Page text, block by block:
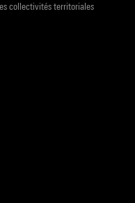
collectivités territoriales